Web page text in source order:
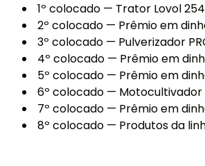
1º colocado — Trator Lovol
2º colocado — Prêmio em
3º colocado — Pulverizador
4º colocado — Prêmio em
5º colocado — Prêmio em
6º colocado — Motocultivador
7º colocado — Prêmio em
8º colocado — Produtos da